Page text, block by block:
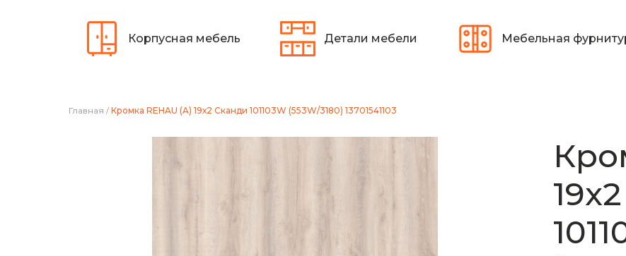
Корпусная мебель Детали мебели Мебельная
Главная / Кромка REHAU (A) 19х2 Сканди 101103W (553W/3180) 13701541103